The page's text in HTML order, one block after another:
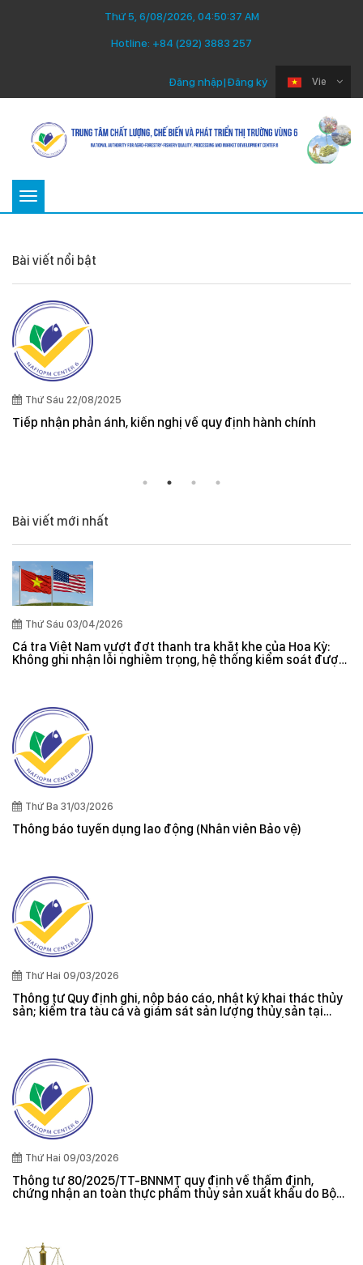
Thứ 5, 6/08/2026, 04:50:38 AM
Hotline: +84 (292) 3883 257
Vie
Đăng nhập|Đăng ký
Toggle
Bài viết nổi bật
Thứ Sáu 22/08/2025
Tiếp nhận phản ánh, kiến nghị về quy định hành chính
Bài viết mới nhất
Thứ Sáu 03/04/2026
Cá tra Việt Nam vượt đợt thanh tra khắt khe của Hoa Kỳ:
Không ghi nhận lỗi nghiêm trọng, hệ thống kiểm soát được
Thứ Ba 31/03/2026
Thông báo tuyển dụng lao động (Nhân viên Bảo vệ)
Thứ Hai 09/03/2026
Thông tư Quy định ghi, nộp báo cáo, nhật ký khai thác thủy
sản; kiểm tra tàu cá và giám sát sản lượng thủy sản tại
Thứ Hai 09/03/2026
Thông tư 80/2025/TT-BNNMT quy định về thẩm định,
chứng nhận an toàn thực phẩm thủy sản xuất khẩu do Bộ